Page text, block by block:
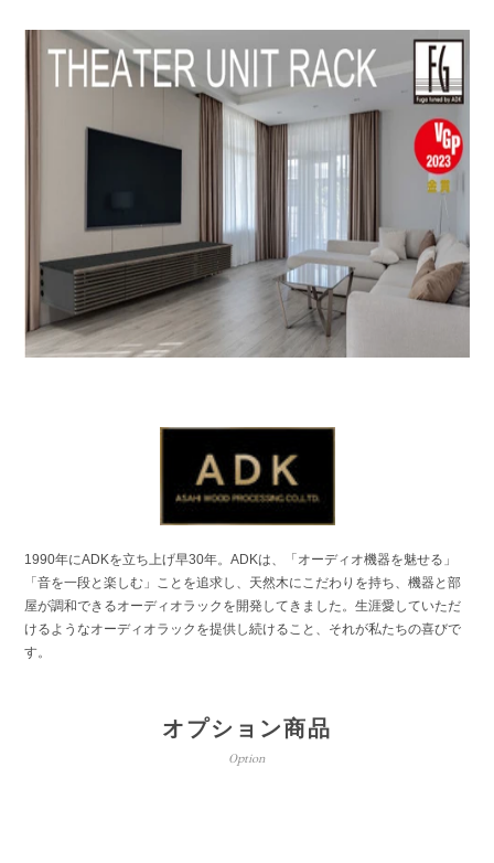
1990年にADKを立ち上げ早30年。ADKは、「オーディオ機器を魅せる」
「音を一段と楽しむ」ことを追求し、天然木にこだわりを持ち、機器と部
屋が調和できるオーディオラックを開発してきました。生涯愛していただ
けるようなオーディオラックを提供し続けること、それが私たちの喜びで
す。
オプション商品
Option